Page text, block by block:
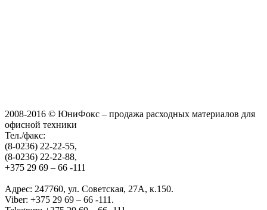
2008-2016 © ЮниФокс – продажа расходных материалов для
офисной техники
Тел./факс:
(8-0236) 22-22-55,
(8-0236) 22-22-88,
+375 29 69 – 66 -111
Адрес: 247760, ул. Советская, 27А, к.150.
Viber: +375 29 69 – 66 -111.